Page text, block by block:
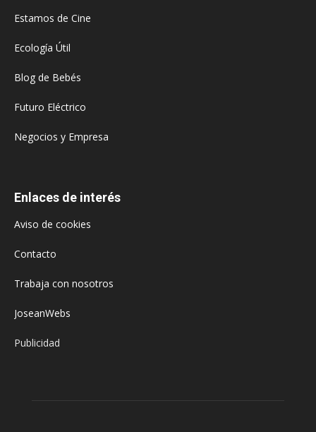
Estamos de Cine
Ecología Útil
Blog de Bebés
Futuro Eléctrico
Negocios y Empresa
Enlaces de interés
Aviso de cookies
Contacto
Trabaja con nosotros
JoseanWebs
Publicidad